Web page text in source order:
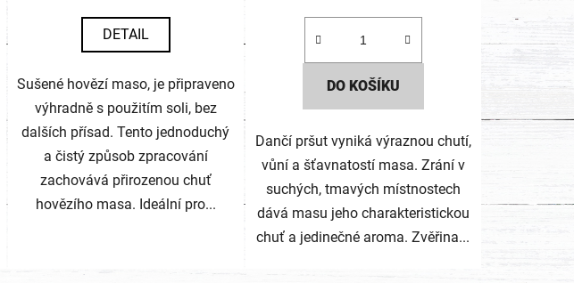
DETAIL
Sušené hovězí maso, je připraveno
výhradně s použitím soli, bez
dalších přísad. Tento jednoduchý
a čistý způsob zpracování
zachovává přirozenou chuť
hovězího masa. Ideální pro...
DO KOŠÍKU
Dančí pršut vyniká výraznou chutí,
vůní a šťavnatostí masa. Zrání v
suchých, tmavých místnostech
dává masu jeho charakteristickou
chuť a jedinečné aroma. Zvěřina...